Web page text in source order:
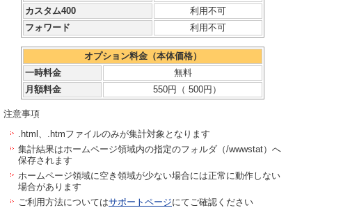
カスタム400
利用不可
フォワード
利用不可
オプション料金（本体価格）
一時料金
無料
月額料金
550円（ 500円）
注意事項
.html、.htmファイルのみが集計対象となります
集計結果はホームページ領域内の指定のフォルダ（/wwwstat）へ
保存されます
ホームページ領域に空き領域が少ない場合には正常に動作しない
場合があります
ご利用方法についてはサポートページにてご確認ください